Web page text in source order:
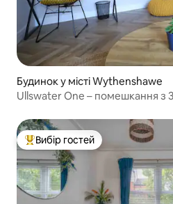
Будинок у місті Wythenshawe
Ullswater One – помешкання з
Топ вибір гостей
Вибір гостей